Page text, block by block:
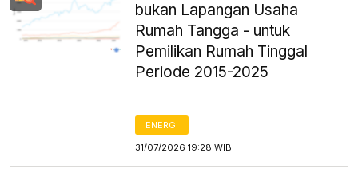
bukan Lapangan Usaha
Rumah Tangga - untuk
Pemilikan Rumah Tinggal
Periode 2015-2025
ENERGI
31/07/2026 19:28 WIB